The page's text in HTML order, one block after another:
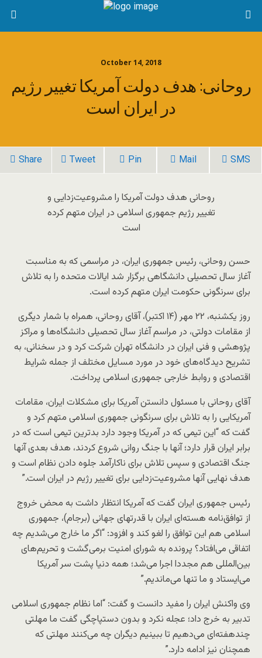
October 14, 2018
روحانی: هدف دولت آمریکا تغییر رژیم
در ایران است
Share Tweet Pin Mail SMS
روحانی هدف دولت آمریکا را مشروعیت‌زدایی و
تغییر رژیم جمهوری اسلامی در ایران متهم کرده
است
حسن روحانی، رئیس جمهوری ایران، در مراسمی که به مناسبت
آغاز سال تحصیلی دانشگاهی برگزار شد ایالات متحده را به تلاش
برای سرنگونی حکومت ایران متهم کرده است.
روز یکشنبه، ٢٢ مهر (١۴ اکتبر)، آقای روحانی، همراه با شمار دیگری
از مقامات دولتی، در مراسم آغاز سال تحصیلی دانشگاه‌ها و مراکز
پژوهشی و فنی ایران در دانشگاه تهران شرکت کرد و در سخنانی، به
تشریح دیدگاه‌های خود در مورد مسایل مختلف از جمله شرایط
اقتصادی و روابط خارجی جمهوری اسلامی پرداخت.
آقای روحانی با مسئول دانستن آمریکا برای مشکلات ایران، مقامات
آمریکایی را به تلاش برای سرنگونی جمهوری اسلامی متهم کرد و
گفت که “این تیمی که در آمریکا وجود دارد بدترین تیمی است که در
برابر ایران قرار دارد؛ آنها با جنگ روانی شروع کردند، هدف بعدی آنها
جنگ اقتصادی و سپس تلاش برای ناکارآمد جلوه دادن نظام است و
هدف نهایی آنها مشروعیت‌زدایی برای تغییر رژیم در ایران است.”
رئیس جمهوری ایران گفت که آمریکا انتظار داشت به محض خروج
از توافق‌نامه هسته‌ای ایران با قدرتهای جهانی (برجام)، جمهوری
اسلامی هم این توافق را لغو کند و افزود: “اگر ما خارج می‌شدیم چه
اتفاقی می‌افتاد؟ پرونده به شورای امنیت برمی‌گشت و تحریم‌های
بین‌المللی هم مجددا اجرا می‌شد؛ همه دنیا پشت سر آمریکا
می‌ایستاد و ما تنها می‌ماندیم.”
وی واکنش ایران را مفید دانست و گفت: “اما نظام جمهوری اسلامی
تدبیر به خرج داد؛ عجله نکرد و بدون دستپاچگی گفت ما مهلتی
چندهفته‌ای می‌دهیم تا ببینیم دیگران چه می‌کنند مهلتی که
همچنان نیز ادامه دارد.”